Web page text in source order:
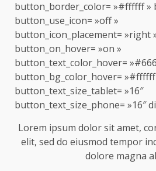
button_border_color= »#ffffff
button_use_icon= »off »
button_icon_placement= »right
button_on_hover= »on »
button_text_color_hover=
button_bg_color_hover= »#ffffff
button_text_size_tablet= »16″
button_text_size_phone= »16″
Lorem ipsum dolor sit amet,
elit, sed do eiusmod tempor
dolore magna